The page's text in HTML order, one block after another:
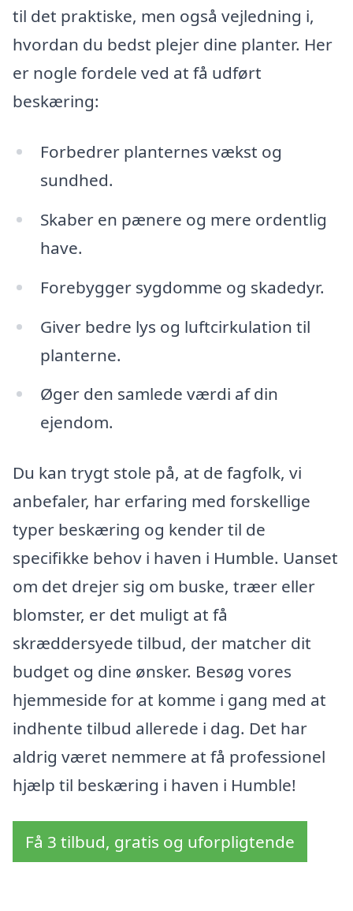
til det praktiske, men også vejledning i,
hvordan du bedst plejer dine planter. Her
er nogle fordele ved at få udført
beskæring:
Forbedrer planternes vækst og
sundhed.
Skaber en pænere og mere ordentlig
have.
Forebygger sygdomme og skadedyr.
Giver bedre lys og luftcirkulation til
planterne.
Øger den samlede værdi af din
ejendom.
Du kan trygt stole på, at de fagfolk, vi
anbefaler, har erfaring med forskellige
typer beskæring og kender til de
specifikke behov i haven i Humble. Uanset
om det drejer sig om buske, træer eller
blomster, er det muligt at få
skræddersyede tilbud, der matcher dit
budget og dine ønsker. Besøg vores
hjemmeside for at komme i gang med at
indhente tilbud allerede i dag. Det har
aldrig været nemmere at få professionel
hjælp til beskæring i haven i Humble!
Få 3 tilbud, gratis og uforpligtende